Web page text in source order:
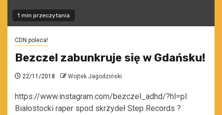
1 min przeczytania
CDN poleca!
Bezczel zabunkruje się w Gdańsku!
22/11/2018 Wojtek Jagodziński
https://www.instagram.com/bezczel_adhd/?hl=pl
Białostocki raper spod skrzydeł Step Records ?